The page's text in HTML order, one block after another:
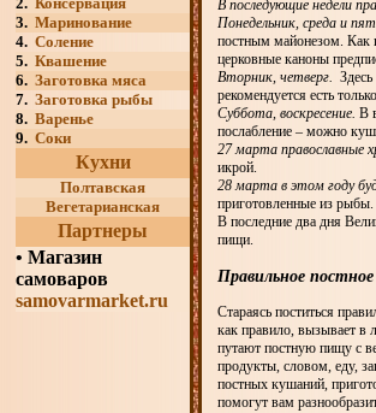
3. Маринование
4. Соление
5. Квашение
6. Заготовка мяса
7. Заготовка рыбы
8. Варенье
9. Соки
Кухни
Полтавская
Вегетарианская
Партнеры
• Магазин
самоваров
samovarmarket.ru
В последующие недели
Понедельник, среда и
постным майонезом. Как
церковные каноны
Вторник, четверг.
рекомендуется есть
Суббота, воскресение. В
послабление – можно
27 марта православные
икрой.
28 марта в этом году
приготовленные из рыбы.
В последние два дня
пищи.
Правильное
Стараясь поститься
как правило, вызывает в
путают постную пищу с
продукты, словом, еду,
постных кушаний,
помогут вам